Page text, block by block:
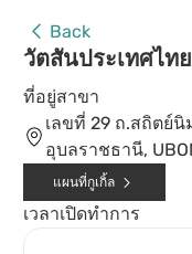
Back
วัตสันประเทศไท
ที่อยู่สาขา
เลขที่ 29 ถ.สถิตย์
อุบลราชธานี,
แผนที่กูเกิ้ล
เวลาเปิดทำการ